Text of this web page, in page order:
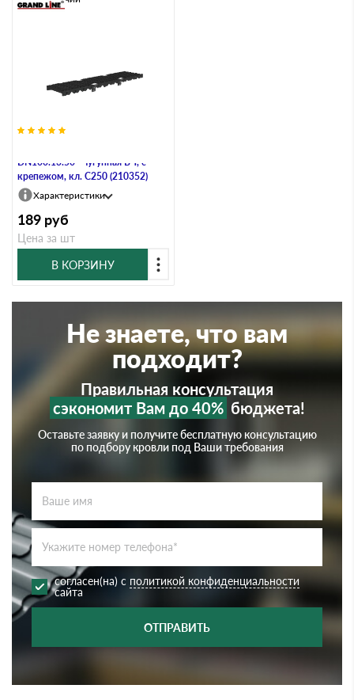
DN100.13.50 - чугунная ВЧ, с
крепежом, кл. С250 (210352)
Характеристики
189 руб
Цена за шт
В КОРЗИНУ
Не знаете, что вам
подходит?
Правильная консультация
сэкономит Вам до 40% бюджета!
Оставьте заявку и получите бесплатную консультацию
по подбору кровли под Ваши требования
согласен(на) с политикой конфиденциальности
сайта
ОТПРАВИТЬ